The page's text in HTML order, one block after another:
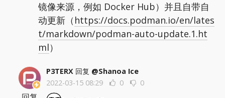
镜像来源，例如 Docker Hub）并且自带自
动更新（ https://docs.podman.io/en/lates
t/markdown/podman-auto-update.1.ht
ml）
P3TERX 回复 @Shanoa Ice
2022-03-15 08:29
0 0